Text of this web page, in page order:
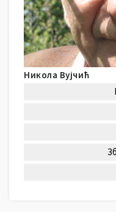
л
и
ц
а
Никола Вујчић